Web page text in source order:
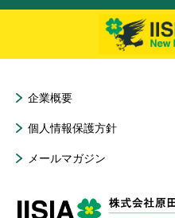
企業概要
個人情報保護方針
メールマガジン